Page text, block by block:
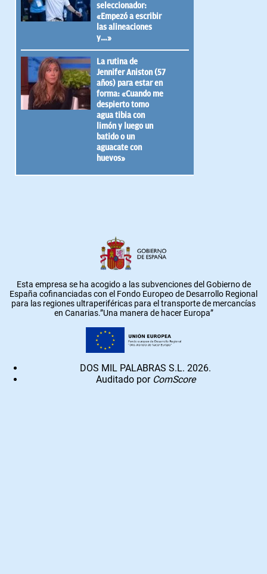
seleccionador:
«Empezó a escribir
las alineaciones
y…»
La rutina de
Jennifer Aniston (57
años) para estar en
forma: «Cuando me
despierto tomo
agua tibia con
limón y luego un
batido o un
aguacate con
huevos»
Esta empresa se ha acogido a las subvenciones del Gobierno de
España cofinanciadas con el Fondo Europeo de Desarrollo Regional
para las regiones ultraperiféricas para el transporte de mercancías
en Canarias.”Una manera de hacer Europa”
DOS MIL PALABRAS S.L. 2026.
Auditado por ComScore